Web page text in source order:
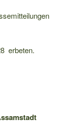
erbeten.